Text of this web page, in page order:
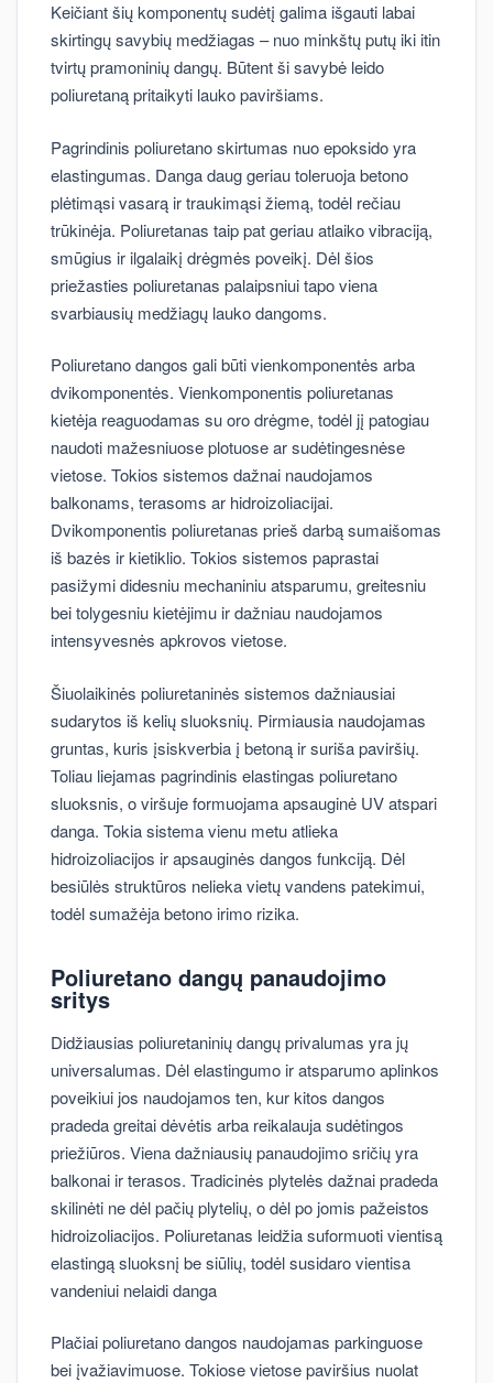
Keičiant šių komponentų sudėtį galima išgauti labai
skirtingų savybių medžiagas – nuo minkštų putų iki itin
tvirtų pramoninių dangų. Būtent ši savybė leido
poliuretaną pritaikyti lauko paviršiams.
Pagrindinis poliuretano skirtumas nuo epoksido yra
elastingumas. Danga daug geriau toleruoja betono
plėtimąsi vasarą ir traukimąsi žiemą, todėl rečiau
trūkinėja. Poliuretanas taip pat geriau atlaiko vibraciją,
smūgius ir ilgalaikį drėgmės poveikį. Dėl šios
priežasties poliuretanas palaipsniui tapo viena
svarbiausių medžiagų lauko dangoms.
Poliuretano dangos gali būti vienkomponentės arba
dvikomponentės. Vienkomponentis poliuretanas
kietėja reaguodamas su oro drėgme, todėl jį patogiau
naudoti mažesniuose plotuose ar sudėtingesnėse
vietose. Tokios sistemos dažnai naudojamos
balkonams, terasoms ar hidroizoliacijai.
Dvikomponentis poliuretanas prieš darbą sumaišomas
iš bazės ir kietiklio. Tokios sistemos paprastai
pasižymi didesniu mechaniniu atsparumu, greitesniu
bei tolygesniu kietėjimu ir dažniau naudojamos
intensyvesnės apkrovos vietose.
Šiuolaikinės poliuretaninės sistemos dažniausiai
sudarytos iš kelių sluoksnių. Pirmiausia naudojamas
gruntas, kuris įsiskverbia į betoną ir suriša paviršių.
Toliau liejamas pagrindinis elastingas poliuretano
sluoksnis, o viršuje formuojama apsauginė UV atspari
danga. Tokia sistema vienu metu atlieka
hidroizoliacijos ir apsauginės dangos funkciją. Dėl
besiūlės struktūros nelieka vietų vandens patekimui,
todėl sumažėja betono irimo rizika.
Poliuretano dangų panaudojimo
sritys
Didžiausias poliuretaninių dangų privalumas yra jų
universalumas. Dėl elastingumo ir atsparumo aplinkos
poveikiui jos naudojamos ten, kur kitos dangos
pradeda greitai dėvėtis arba reikalauja sudėtingos
priežiūros. Viena dažniausių panaudojimo sričių yra
balkonai ir terasos. Tradicinės plytelės dažnai pradeda
skilinėti ne dėl pačių plytelių, o dėl po jomis pažeistos
hidroizoliacijos. Poliuretanas leidžia suformuoti vientisą
elastingą sluoksnį be siūlių, todėl susidaro vientisa
vandeniui nelaidi danga
Plačiai poliuretano dangos naudojamas parkinguose
bei įvažiavimuose. Tokiose vietose paviršius nuolat